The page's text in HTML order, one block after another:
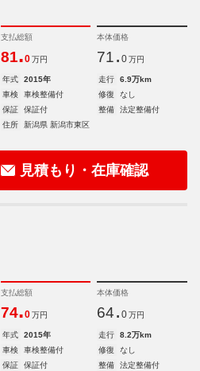
支払総額
81.0 万円
本体価格
71. 0 万円
年式 2015年 走行
6.9万km
車検
車検整備付 修復
なし
保証
保証付 整備
法定整備付
住所
新潟県 新潟市東区
見積もり・在庫確認
支払総額
74.0 万円
本体価格
64. 0 万円
年式 2015年 走行
8.2万km
車検
車検整備付 修復
なし
保証
保証付 整備
法定整備付